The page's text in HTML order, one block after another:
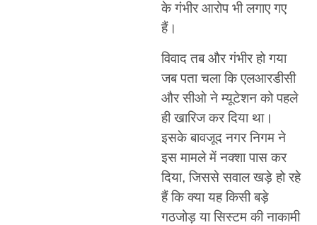
के गंभीर आरोप भी लगाए गए
हैं।
विवाद तब और गंभीर हो गया
जब पता चला कि एलआरडीसी
और सीओ ने म्यूटेशन को पहले
ही खारिज कर दिया था।
इसके बावजूद नगर निगम ने
इस मामले में नक्शा पास कर
दिया, जिससे सवाल खड़े हो रहे
हैं कि क्या यह किसी बड़े
गठजोड़ या सिस्टम की नाकामी